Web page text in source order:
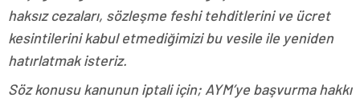
haksız cezaları, sözleşme feshi tehditlerini ve ücret
kesintilerini kabul etmediğimizi bu vesile ile yeniden
hatırlatmak isteriz.
Söz konusu kanunun iptali için; AYM’ye başvurma hakkı